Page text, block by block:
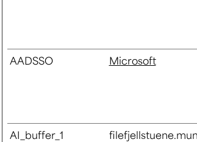
AADSSO Microsoft
AI_buffer_1
filefjellstuene.mun